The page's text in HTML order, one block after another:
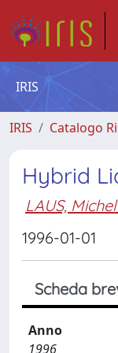
IRIS
IRIS Catalogo
Hybrid
LAUS,
1996-01-01
Scheda
Anno
1996